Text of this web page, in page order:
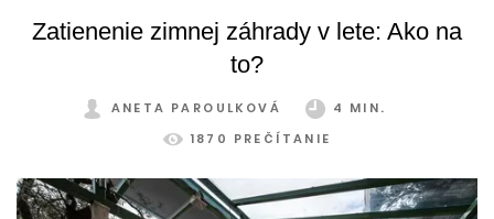
Zatienenie zimnej záhrady v lete: Ako na
to?
ANETA PAROULKOVÁ
4 MIN.
1870 PREČÍTANIE